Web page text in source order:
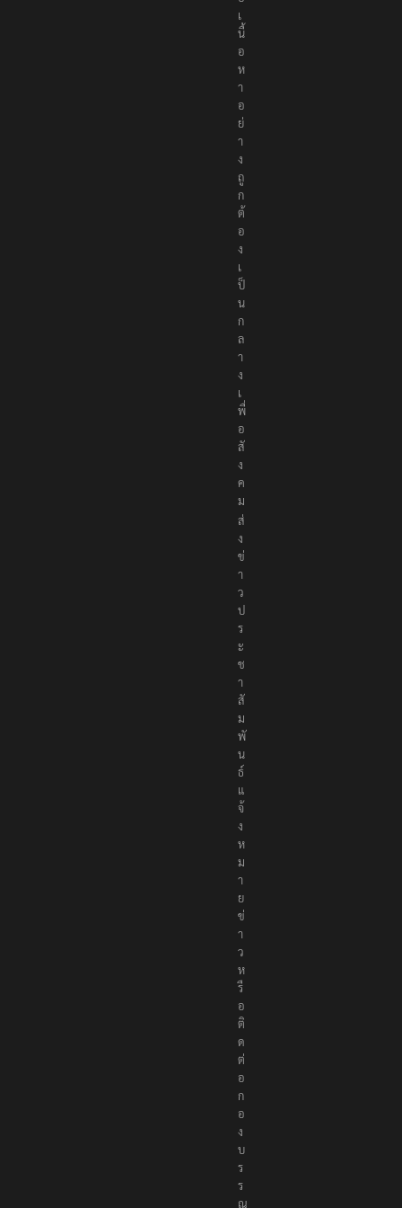
น
อ
เ
นื้
อ
ห
า
อ
ย่
า
ง
ถู
ก
ต้
อ
ง
เ
ป็
น
ก
ล
า
ง
เ
พื่
อ
สั
ง
ค
ม
ส่
ง
ข่
า
ว
ป
ร
ะ
ช
า
สั
ม
พั
น
ธ์
แ
จ้
ง
ห
ม
า
ย
ข่
า
ว
ห
รื
อ
ติ
ด
ต่
อ
ก
อ
ง
บ